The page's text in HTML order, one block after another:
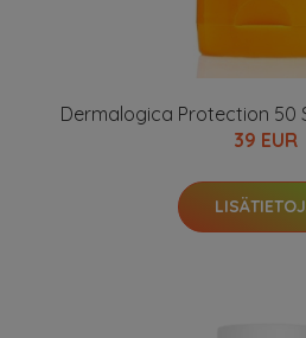
Dermalogica Protection 50
39 EUR